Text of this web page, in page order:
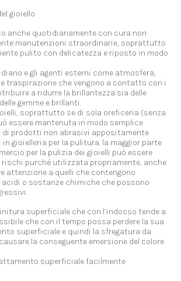
gioiello
anche quotidianamente con cura non
manutenzioni straordinarie, soprattutto
pulito con delicatezza e riposto in modo
e gli agenti esterni come atmosfera,
traspirazione che vengono a contatto con i
a ridurre la brillantezza sia delle
gemme e brillanti.
soprattutto se di sola oreficeria (senza
essere mantenuta in modo semplice
di prodotti non abrasivi appositamente
gioielleria per la pulitura. la maggior parte
per la pulizia dei gioielli può essere
purché utilizzata propriamente, anche
attenzione a quelli che contengono
acidi o sostanze chimiche che possono
superficiale che con l’indosso tende a
che con il tempo possa perdere la sua
superficiale e quindi la sfregatura da
la conseguente emersione del colore
superficiale facilmente